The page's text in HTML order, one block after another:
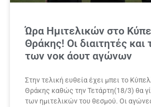
Ώρα Ημιτελικών στο
Θράκης! Οι διαιτητές και
των νοκ άουτ αγώνων
Στην τελική ευθεία έχει μπει το
Θράκης καθώς την Τετάρτη(18/3) θα
των ημιτελικών του θεσμού. Οι